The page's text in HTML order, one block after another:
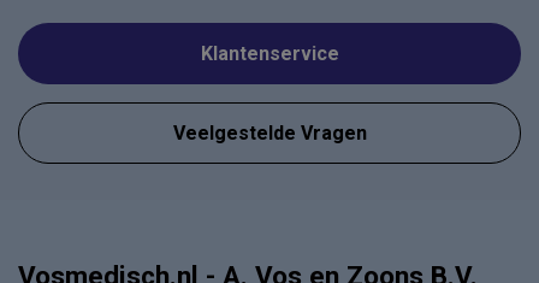
Klantenservice
Veelgestelde Vragen
Vosmedisch.nl - A. Vos en Zoons B.V.